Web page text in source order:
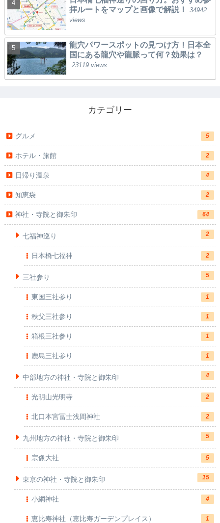
拝ルートをマップと画像で解説！
34942
views
龍穴パワースポットの見つけ方！日本全
国にある龍穴や龍脈って何？効果は？
23119 views
カテゴリー
グルメ 5
ホテル・旅館 2
日帰り温泉 4
知恵袋 2
神社・寺院と御朱印 64
七福神巡り 2
日本橋七福神 2
三社参り 5
東国三社参り 1
秩父三社参り 1
箱根三社参り 1
鹿島三社参り 1
中部地方の神社・寺院と御朱印 4
光明山光明寺 2
北口本宮冨士浅間神社 2
九州地方の神社・寺院と御朱印 5
宗像大社 5
東京の神社・寺院と御朱印 15
小網神社 4
恵比寿神社（恵比寿ガーデンプレイス） 1